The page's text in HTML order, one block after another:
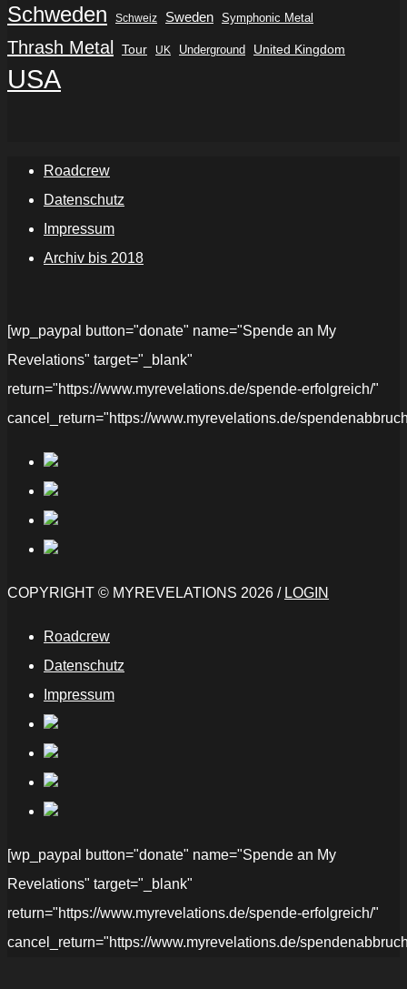
Schweden Schweiz Sweden Symphonic Metal
Thrash Metal Tour UK Underground United Kingdom
USA
Roadcrew
Datenschutz
Impressum
Archiv bis 2018
[wp_paypal button="donate" name="Spende an My
Revelations" target="_blank"
return="https://www.myrevelations.de/spende-erfolgreich/"
cancel_return="https://www.myrevelations.de/
COPYRIGHT © MYREVELATIONS 2026 / LOGIN
Roadcrew
Datenschutz
Impressum
[wp_paypal button="donate" name="Spende an My
Revelations" target="_blank"
return="https://www.myrevelations.de/spende-erfolgreich/"
cancel_return="https://www.myrevelations.de/